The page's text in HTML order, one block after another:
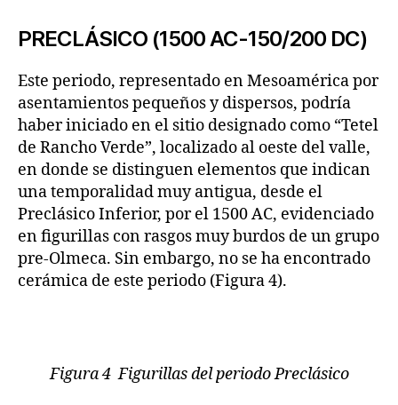
PRECLÁSICO (1500 AC-150/200 DC)
Este periodo, representado en Mesoamérica por
asentamientos pequeños y dispersos, podría
haber iniciado en el sitio designado como “Tetel
de Rancho Verde”, localizado al oeste del valle,
en donde se distinguen elementos que indican
una temporalidad muy antigua, desde el
Preclásico Inferior, por el 1500 AC, evidenciado
en figurillas con rasgos muy burdos de un grupo
pre-Olmeca. Sin embargo, no se ha encontrado
cerámica de este periodo (Figura 4).
Figura 4 Figurillas del periodo Preclásico